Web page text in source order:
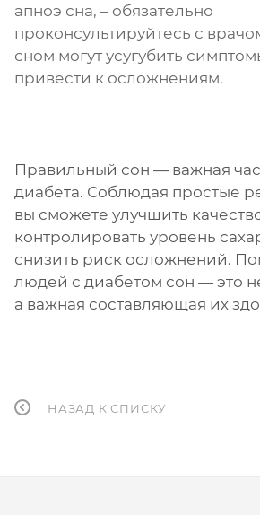
апноэ сна, – обязательно
проконсультируйтесь с
сном могут усугубить
привести к осложнениям.
Правильный сон — важная
диабета. Соблюдая простые
вы сможете улучшить
контролировать уровень
снизить риск осложнений.
людей с диабетом сон — это
а важная составляющая их
НАЗАД К СПИСКУ